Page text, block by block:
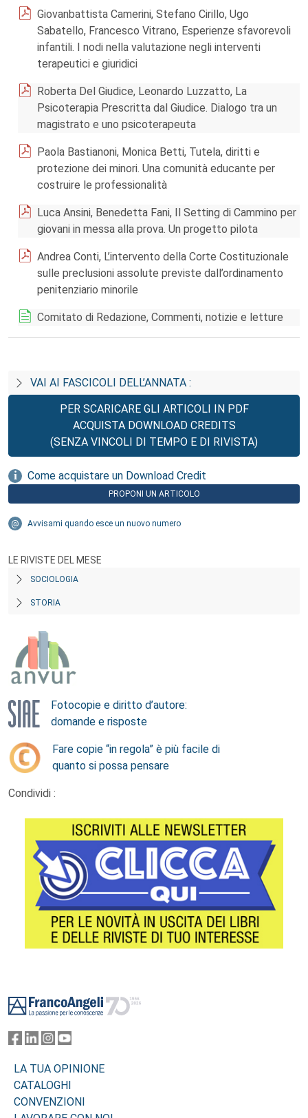
Giovanbattista Camerini, Stefano Cirillo, Ugo
Sabatello, Francesco Vitrano, Esperienze sfavorevoli
infantili. I nodi nella valutazione negli interventi
terapeutici e giuridici
Roberta Del Giudice, Leonardo Luzzatto, La
Psicoterapia Prescritta dal Giudice. Dialogo tra un
magistrato e uno psicoterapeuta
Paola Bastianoni, Monica Betti, Tutela, diritti e
protezione dei minori. Una comunità educante per
costruire le professionalità
Luca Ansini, Benedetta Fani, Il Setting di Cammino per
giovani in messa alla prova. Un progetto pilota
Andrea Conti, L’intervento della Corte Costituzionale
sulle preclusioni assolute previste dall’ordinamento
penitenziario minorile
Comitato di Redazione, Commenti, notizie e letture
VAI AI FASCICOLI DELL’ANNATA :
PER SCARICARE GLI ARTICOLI IN PDF
ACQUISTA DOWNLOAD CREDITS
(SENZA VINCOLI DI TEMPO E DI RIVISTA)
Come acquistare un Download Credit
PROPONI UN ARTICOLO
Avvisami quando esce un nuovo numero
LE RIVISTE DEL MESE
SOCIOLOGIA
STORIA
Fotocopie e diritto d’autore:
domande e risposte
Fare copie “in regola” è più facile di
quanto si possa pensare
Condividi :
LA TUA OPINIONE
CATALOGHI
CONVENZIONI